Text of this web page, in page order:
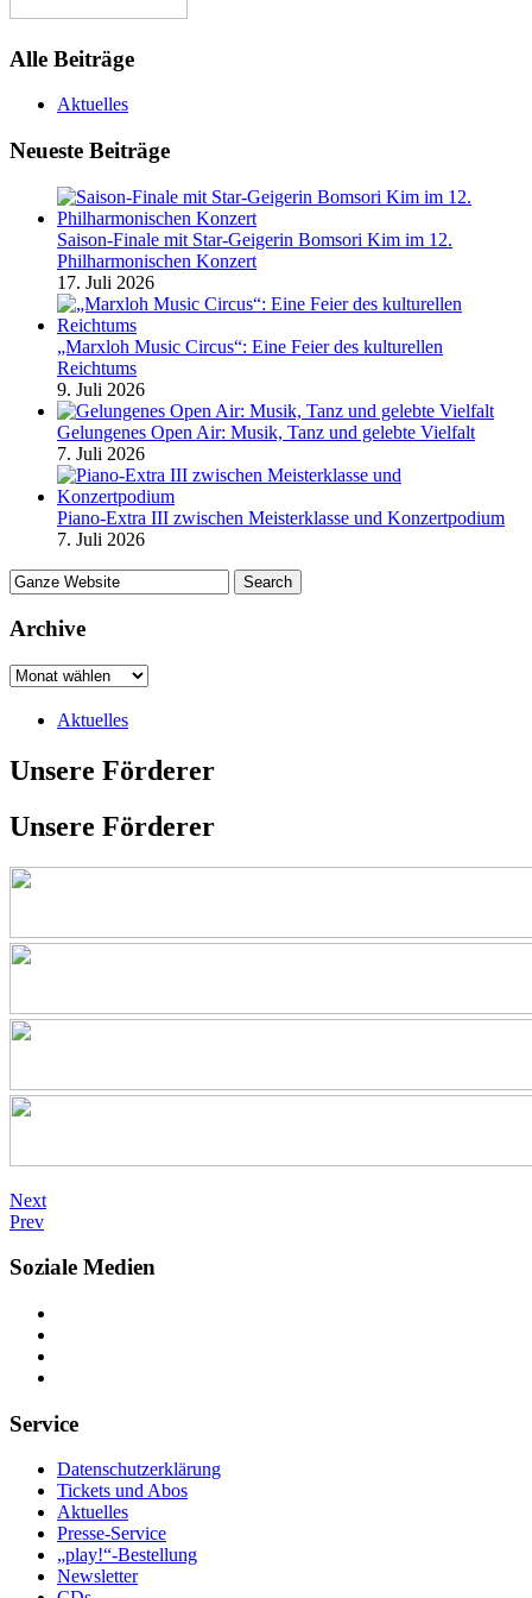
Alle Beiträge
Aktuelles
Neueste Beiträge
Saison-Finale mit Star-Geigerin Bomsori Kim im 12.
Philharmonischen Konzert
17. Juli 2026
„Marxloh Music Circus“: Eine Feier des kulturellen
Reichtums
9. Juli 2026
Gelungenes Open Air: Musik, Tanz und gelebte Vielfalt
7. Juli 2026
Piano-Extra III zwischen Meisterklasse und Konzertpodium
7. Juli 2026
Archive
Aktuelles
Unsere Förderer
Unsere Förderer
Next
Prev
Soziale Medien
Service
Datenschutzerklärung
Tickets und Abos
Aktuelles
Presse-Service
„play!“-Bestellung
Newsletter